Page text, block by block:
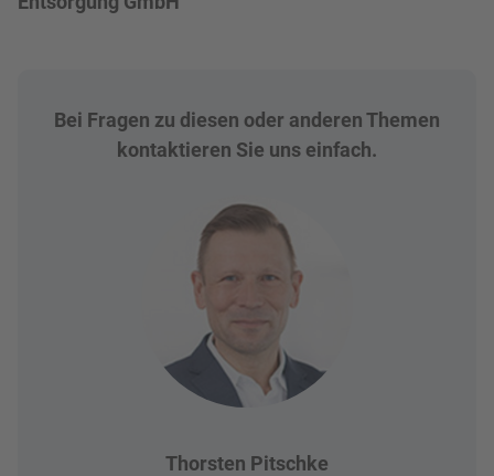
Bei Fragen zu diesen oder anderen Themen
kontaktieren Sie uns einfach.
Thorsten Pitschke